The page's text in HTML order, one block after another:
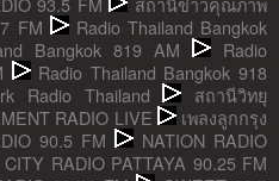
FM
Radio Thailand Bangkok
Bangkok 819 AM
Radio
Radio Thailand Bangkok 918
Radio Thailand
สถานีวิทยุ
RADIO LIVE
เพลงลูกกรุง
90.5 FM
NATION RADIO
RADIO PATTAYA 90.25 FM